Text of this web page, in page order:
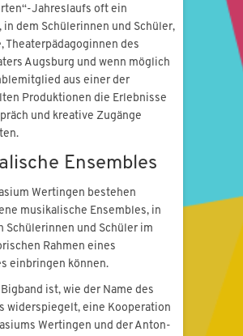
Jahreslaufs oft ein
in dem Schülerinnen und Schüler,
Theaterpädagoginnen des
Augsburg und wenn möglich
aus einer der
Produktionen die Erlebnisse
und kreative Zugänge
Ensembles
Wertingen bestehen
musikalische Ensembles, in
Schülerinnen und Schüler im
Rahmen eines
einbringen können.
ist, wie der Name des
widerspiegelt, eine Kooperation
Wertingen und der Anton-